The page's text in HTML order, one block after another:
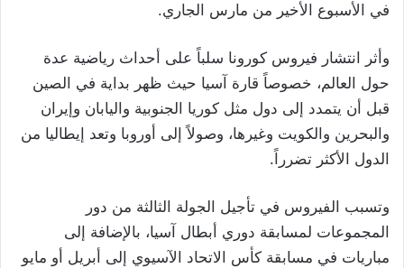
في الأسبوع الأخير من مارس الجاري.
وأثر انتشار فيروس كورونا سلباً على أحداث رياضية عدة
حول العالم، خصوصاً قارة آسيا حيث ظهر بداية في الصين
قبل أن يتمدد إلى دول مثل كوريا الجنوبية واليابان وإيران
والبحرين والكويت وغيرها، وصولاً إلى أوروبا وتعد إيطاليا من
الدول الأكثر تضرراً.
وتسبب الفيروس في تأجيل الجولة الثالثة من دور
المجموعات لمسابقة دوري أبطال آسيا، بالإضافة إلى
مباريات في مسابقة كأس الاتحاد الآسيوي إلى أبريل أو مايو